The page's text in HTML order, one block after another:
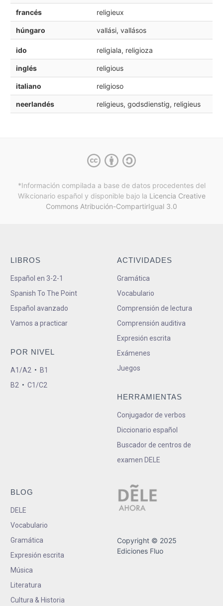
francés religieux
húngaro vallási, vallásos
ido religiala, religioza
inglés religious
italiano religioso
neerlandés religieus, godsdienstig, religieus
*Información compilada a base de datos procedentes del
Wikcionario español y disponible bajo la Licencia Creative
Commons Atribución-CompartirIgual 3.0
LIBROS
Español en 3-2-1
Spanish To The Point
Español avanzado
Vamos a practicar
POR NIVEL
A1/A2 • B1
B2 • C1/C2
ACTIVIDADES
Gramática
Vocabulario
Comprensión de lectura
Comprensión auditiva
Expresión escrita
Exámenes
Juegos
HERRAMIENTAS
Conjugador de verbos
Diccionario español
Buscador de centros de
examen DELE
BLOG
DELE
Vocabulario
Gramática
Expresión escrita
Música
Literatura
Cultura & Historia
Copyright © 2025
Ediciones Fluo